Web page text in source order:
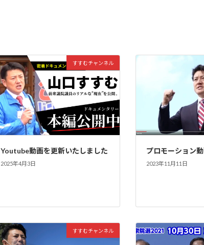
すすむチャンネル
Youtube動画を更新いたしました
2025年4月3日
プロモーション
2023年11月11日
すすむチャンネル